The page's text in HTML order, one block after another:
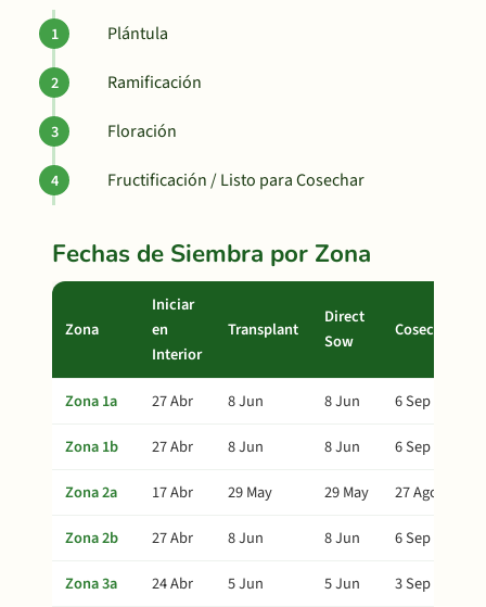
Plántula
Ramificación
Floración
Fructificación / Listo para Cosechar
Fechas de Siembra por Zona
Zona
Iniciar
en
Interior
Transplant
Direct
Sow
Cosecha
Zona 1a 27 Abr 8 Jun 8 Jun
6 Sep
Zona 1b
27 Abr 8 Jun 8 Jun
6 Sep
Zona 2a
17 Abr 29 May 29 May
27 Ago
Zona 2b
27 Abr 8 Jun 8 Jun
6 Sep
Zona 3a
24 Abr 5 Jun 5 Jun
3 Sep